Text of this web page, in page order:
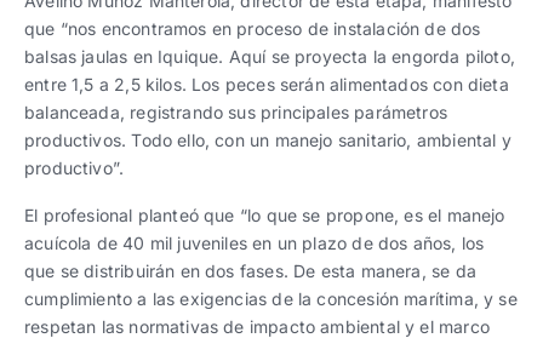
que “nos encontramos en proceso de instalación de dos
balsas jaulas en Iquique. Aquí se proyecta la engorda piloto,
entre 1,5 a 2,5 kilos. Los peces serán alimentados con dieta
balanceada, registrando sus principales parámetros
productivos. Todo ello, con un manejo sanitario, ambiental y
productivo”.
El profesional planteó que “lo que se propone, es el manejo
acuícola de 40 mil juveniles en un plazo de dos años, los
que se distribuirán en dos fases. De esta manera, se da
cumplimiento a las exigencias de la concesión marítima, y se
respetan las normativas de impacto ambiental y el marco